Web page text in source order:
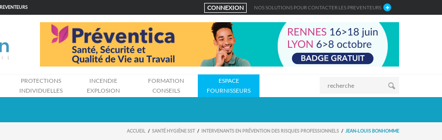
CONNEXION NOS SOLUTIONS POUR CONTACTER LES PREVENTEURS
PROTECTIONS
INDIVIDUELLES
INCENDIE
EXPLOSION
FORMATION
CONSEILS
ESPACE
FOURNISSEURS
ACCUEIL SANTÉ HYGIÈNE SST INTERVENANTS EN PRÉVENTION DES RISQUES PROFESSIONNELS JEAN-LOUIS BONHOMME